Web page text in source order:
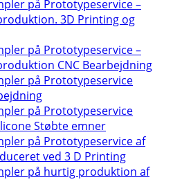
på Prototypeservice –
3D Printing og
på Prototypeservice –
CNC Bearbejdning
på Prototypeservice
på Prototypeservice
Støbte emner
på Prototypeservice af
ved 3 D Printing
på hurtig produktion af